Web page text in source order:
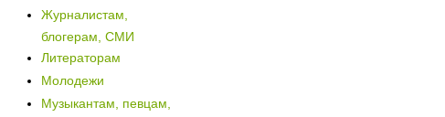
Журналистам,
блогерам, СМИ
Литераторам
Молодежи
Музыкантам, певцам,